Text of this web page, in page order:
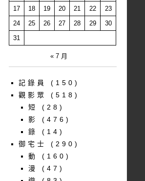
17
18 19 20 21 22
23
24
25 26 27 28 29
30
31
« 7 月
記錄員
(150)
觀影眾
(518)
短
(28)
影
(476)
錄
(14)
御宅士
(290)
動
(160)
漫
(47)